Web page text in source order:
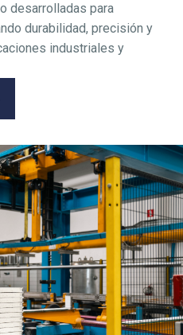
desarrolladas para
durabilidad, precisión y
industriales y